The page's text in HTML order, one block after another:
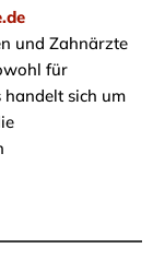
und Zahnärzte
für
handelt sich um